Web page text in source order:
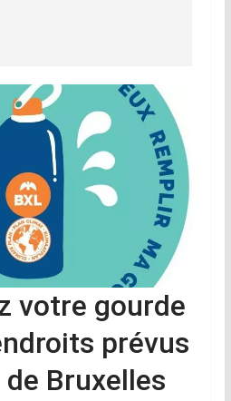
votre gourde
prévus
Bruxelles